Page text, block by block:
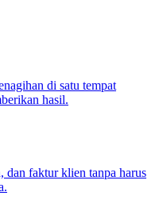
di satu tempat
hasil.
dan faktur klien tanpa harus